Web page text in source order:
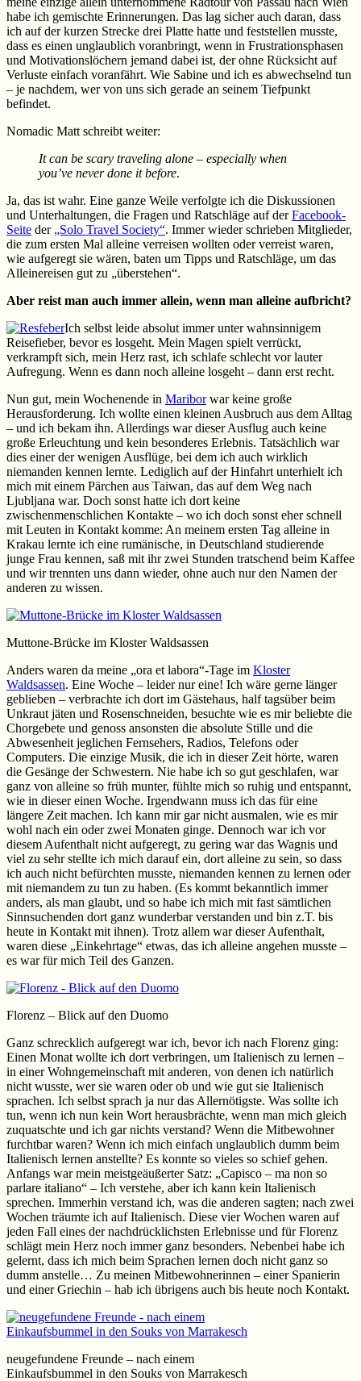
habe ich gemischte Erinnerungen. Das lag sicher auch daran, dass
ich auf der kurzen Strecke drei Platte hatte und feststellen musste,
dass es einen unglaublich voranbringt, wenn in Frustrationsphasen
und Motivationslöchern jemand dabei ist, der ohne Rücksicht auf
Verluste einfach voranfährt. Wie Sabine und ich es abwechselnd tun
– je nachdem, wer von uns sich gerade an seinem Tiefpunkt
befindet.
Nomadic Matt schreibt weiter:
It can be scary traveling alone – especially when
you’ve never done it before.
Ja, das ist wahr. Eine ganze Weile verfolgte ich die Diskussionen
und Unterhaltungen, die Fragen und Ratschläge auf derFacebook-
Seite der „Solo Travel Society“. Immer wieder schrieben Mitglieder,
die zum ersten Mal alleine verreisen wollten oder verreist waren,
wie aufgeregt sie wären, baten um Tipps und Ratschläge, um das
Alleinereisen gut zu „überstehen“.
Aber reist man auch immer allein, wenn man alleine aufbricht?
Ich selbst leide absolut immer unter wahnsinnigem
Reisefieber, bevor es losgeht. Mein Magen spielt verrückt,
verkrampft sich, mein Herz rast, ich schlafe schlecht vor lauter
Aufregung. Wenn es dann noch alleine losgeht – dann erst recht.
Nun gut, mein Wochenende in Mariborwar keine große
Herausforderung. Ich wollte einen kleinen Ausbruch aus dem Alltag
– und ich bekam ihn. Allerdings war dieser Ausflug auch keine
große Erleuchtung und kein besonderes Erlebnis. Tatsächlich war
dies einer der wenigen Ausflüge, bei dem ich auch wirklich
niemanden kennen lernte. Lediglich auf der Hinfahrt unterhielt ich
mich mit einem Pärchen aus Taiwan, das auf dem Weg nach
Ljubljana war. Doch sonst hatte ich dort keine
zwischenmenschlichen Kontakte – wo ich doch sonst eher schnell
mit Leuten in Kontakt komme: An meinem ersten Tag alleine in
Krakau lernte ich eine rumänische, in Deutschland studierende
junge Frau kennen, saß mit ihr zwei Stunden tratschend beim Kaffee
und wir trennten uns dann wieder, ohne auch nur den Namen der
anderen zu wissen.
Muttone-Brücke im Kloster Waldsassen
Anders waren da meine „ora et labora“-Tage im Kloster
Waldsassen. Eine Woche – leider nur eine! Ich wäre gerne länger
geblieben – verbrachte ich dort im Gästehaus, half tagsüber beim
Unkraut jäten und Rosenschneiden, besuchte wie es mir beliebte die
Chorgebete und genoss ansonsten die absolute Stille und die
Abwesenheit jeglichen Fernsehers, Radios, Telefons oder
Computers. Die einzige Musik, die ich in dieser Zeit hörte, waren
die Gesänge der Schwestern. Nie habe ich so gut geschlafen, war
ganz von alleine so früh munter, fühlte mich so ruhig und entspannt,
wie in dieser einen Woche. Irgendwann muss ich das für eine
längere Zeit machen. Ich kann mir gar nicht ausmalen, wie es mir
wohl nach ein oder zwei Monaten ginge. Dennoch war ich vor
diesem Aufenthalt nicht aufgeregt, zu gering war das Wagnis und
viel zu sehr stellte ich mich darauf ein, dort alleine zu sein, so dass
ich auch nicht befürchten musste, niemanden kennen zu lernen oder
mit niemandem zu tun zu haben. (Es kommt bekanntlich immer
anders, als man glaubt, und so habe ich mich mit fast sämtlichen
Sinnsuchenden dort ganz wunderbar verstanden und bin z.T. bis
heute in Kontakt mit ihnen). Trotz allem war dieser Aufenthalt,
waren diese „Einkehrtage“ etwas, das ich alleine angehen musste –
es war für mich Teil des Ganzen.
Florenz – Blick auf den Duomo
Ganz schrecklich aufgeregt war ich, bevor ich nach Florenz ging:
Einen Monat wollte ich dort verbringen, um Italienisch zu lernen –
in einer Wohngemeinschaft mit anderen, von denen ich natürlich
nicht wusste, wer sie waren oder ob und wie gut sie Italienisch
sprachen. Ich selbst sprach ja nur das Allernötigste. Was sollte ich
tun, wenn ich nun kein Wort herausbrächte, wenn man mich gleich
zuquatschte und ich gar nichts verstand? Wenn die Mitbewohner
furchtbar waren? Wenn ich mich einfach unglaublich dumm beim
Italienisch lernen anstellte? Es konnte so vieles so schief gehen.
Anfangs war mein meistgeäußerter Satz: „Capisco – ma non so
parlare italiano“ – Ich verstehe, aber ich kann kein Italienisch
sprechen. Immerhin verstand ich, was die anderen sagten; nach zwei
Wochen träumte ich auf Italienisch. Diese vier Wochen waren auf
jeden Fall eines der nachdrücklichsten Erlebnisse und für Florenz
schlägt mein Herz noch immer ganz besonders. Nebenbei habe ich
gelernt, dass ich mich beim Sprachen lernen doch nicht ganz so
dumm anstelle… Zu meinen Mitbewohnerinnen – einer Spanierin
und einer Griechin – hab ich übrigens auch bis heute noch Kontakt.
neugefundene Freunde – nach einem
Einkaufsbummel in den Souks von Marrakesch